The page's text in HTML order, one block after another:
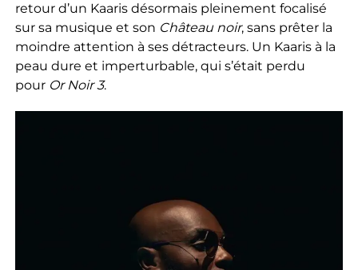
retour d’un Kaaris désormais pleinement focalisé
sur sa musique et son Château noir, sans prêter la
moindre attention à ses détracteurs. Un Kaaris à la
peau dure et imperturbable, qui s’était perdu
pour Or Noir 3.